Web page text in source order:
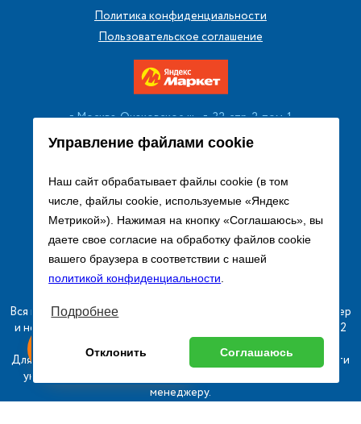
Управление файлами cookie
Наш сайт обрабатывает файлы cookie (в том
числе, файлы cookie, используемые «Яндекс
Метрикой»). Нажимая на кнопку «Соглашаюсь», вы
даете свое согласие на обработку файлов cookie
вашего браузера в соответствии с нашей
политикой конфиденциальности.
Подробнее
Отклонить Соглашаюсь
Политика конфиденциальности
Пользовательское соглашение
г. Москва, Очаковское ш., д. 32, стр. 2, пом. 1
+7 (495) 256 08 13
Заказать звонок
sales@remtorgholod.ru
Разработка и продвижение сайта
Вся информация на сайте о товарах носит справочный характер
и не является публичной офертой в соответствии с пунктом 2
статьи 437 ГК РФ.
Для получения подробной информации о наличии и стоимости
указанных товаров и (или) услуг, пожалуйста, обращайтесь к
менеджеру.
оборудование
заявку